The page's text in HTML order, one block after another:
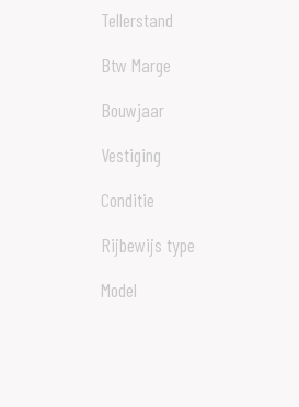
Tellerstand
Btw Marge
Bouwjaar
Vestiging
Conditie
Rijbewijs type
Model